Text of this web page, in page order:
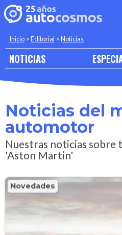
Inicio >Editorial >Noticias
NOTICIAS
Noticias del
automotor
Nuestras noticias sobre
'Aston Martin'
Novedades